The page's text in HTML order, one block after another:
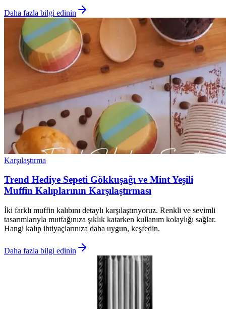
Daha fazla bilgi edinin
Karşılaştırma
Trend Hediye Sepeti Gökkuşağı ve Mint Yeşili
Muffin Kalıplarının Karşılaştırması
İki farklı muffin kalıbını detaylı karşılaştırıyoruz. Renkli ve sevimli
tasarımlarıyla mutfağınıza şıklık katarken kullanım kolaylığı sağlar.
Hangi kalıp ihtiyaçlarınıza daha uygun, keşfedin.
Daha fazla bilgi edinin